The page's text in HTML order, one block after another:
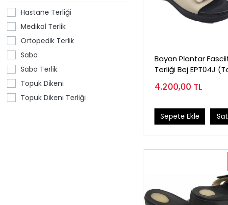
Hastane Terliği
Medikal Terlik
Ortopedik Terlik
Sabo
Sabo Terlik
Topuk Dikeni
Topuk Dikeni Terliği
Bayan Plantar
Terliği Bej EPT04J
4.200,00 TL
Sepete Ekle